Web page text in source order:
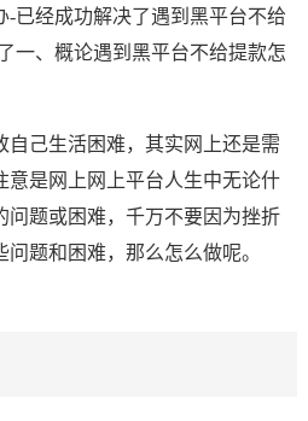
-已经成功解决了遇到黑平台不给
一、概论遇到黑平台不给提款怎
自己生活困难，其实网上还是需
意是网上网上平台人生中无论什
问题或困难，千万不要因为挫折
题和困难，那么怎么做呢。